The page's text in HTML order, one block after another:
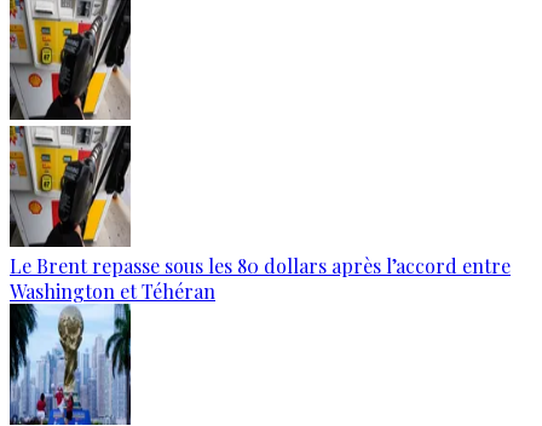
Le Brent repasse sous les 80 dollars après l’accord entre
Washington et Téhéran